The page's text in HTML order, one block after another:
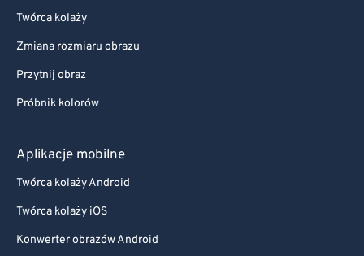
Twórca kolaży
Zmiana rozmiaru obrazu
Przytnij obraz
Próbnik kolorów
Aplikacje mobilne
Twórca kolaży Android
Twórca kolaży iOS
Konwerter obrazów Android